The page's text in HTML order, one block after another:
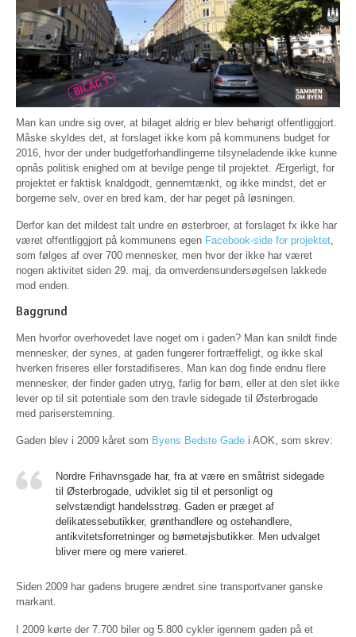
Man kan undre sig over, at bilaget aldrig er blev behørigt offentliggjort.
Måske skyldes det, at forslaget ikke kom på kommunens budget for
2016, hvor der under budgetforhandlingerne tilsyneladende ikke kunne
opnås politisk enighed om at bevilge penge til projektet. Ærgerligt, for
projektet er faktisk knaldgodt, gennemtænkt, og ikke mindst, det er
borgerne selv, over en bred kam, der har peget på løsningen.
Derfor kan det mildest talt undre en østerbroer, at forslaget fx ikke har
været offentliggjort på kommunens egen Facebook-side for projektet,
som følges af over 700 mennesker, men hvor der ikke har været
nogen aktivitet siden 29. maj, da omverdensundersøgelsen lakkede
mod enden.
Baggrund
Men hvorfor overhovedet lave noget om i gaden? Man kan snildt finde
mennesker, der synes, at gaden fungerer fortræffeligt, og ikke skal
hverken friseres eller forstadifiseres. Man kan dog finde endnu flere
mennesker, der finder gaden utryg, farlig for børn, eller at den slet ikke
lever op til sit potentiale som den travle sidegade til Østerbrogade
med pariserstemning.
Gaden blev i 2009 kåret som Byens Bedste Gade i AOK, som skrev:
Nordre Frihavnsgade har, fra at være en småtrist sidegade
til Østerbrogade, udviklet sig til et personligt og
selvstændigt handelsstrøg. Gaden er præget af
delikatessebutikker, grønthandlere og ostehandlere,
antikvitetsforretninger og børnetøjsbutikker. Men udvalget
bliver mere og mere varieret.
Siden 2009 har gadens brugere ændret sine transportvaner ganske
markant.
I 2009 kørte der 7.700 biler og 5.800 cykler igennem gaden på et